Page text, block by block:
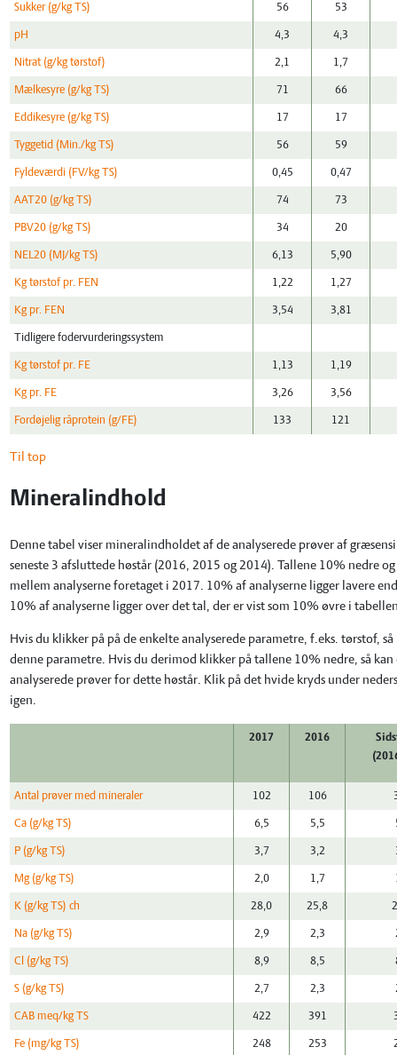
Sukker (g/kg TS) 56 53
pH 4,3 4,3
Nitrat (g/kg tørstof) 2,1 1,7
Mælkesyre (g/kg TS) 71 66
Eddikesyre (g/kg TS) 17 17
Tyggetid (Min./kg TS) 56 59
Fyldeværdi (FV/kg TS) 0,45 0,47
AAT20 (g/kg TS) 74 73
PBV20 (g/kg TS) 34 20
NEL20 (MJ/kg TS) 6,13 5,90
Kg tørstof pr. FEN 1,22 1,27
Kg pr. FEN 3,54 3,81
Tidligere fodervurderingssystem
Kg tørstof pr. FE 1,13 1,19
Kg pr. FE 3,26 3,56
Fordøjelig råprotein (g/FE) 133 121
Til top
Mineralindhold
Denne tabel viser mineralindholdet af de analyserede prøver af
seneste 3 afsluttede høstår (2016, 2015 og 2014). Tallene 10% nedre
mellem analyserne foretaget i 2017. 10% af analyserne ligger lavere
10% af analyserne ligger over det tal, der er vist som 10% øvre i
Hvis du klikker på på de enkelte analyserede parametre, f.eks. tørstof,
denne parametre. Hvis du derimod klikker på tallene 10% nedre, så
analyserede prøver for dette høstår. Klik på det hvide kryds under
igen.
2017 2016
Antal prøver med mineraler 102 106
Ca (g/kg TS) 6,5 5,5
P (g/kg TS) 3,7 3,2
Mg (g/kg TS) 2,0 1,7
K (g/kg TS) ch 28,0 25,8
Na (g/kg TS) 2,9 2,3
Cl (g/kg TS) 8,9 8,5
S (g/kg TS) 2,7 2,3
CAB meq/kg TS 422 391
Fe (mg/kg TS) 248 253